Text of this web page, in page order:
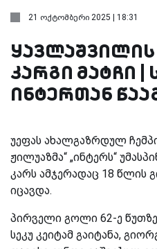
21 ოქტომბერი 2025 | 18:31
კარგი მატჩი |
ინტერთან
უეფას ახალგაზრდულ
ჟილუაზმა“ „ინტერს“
კარს ამჯერადაც 18 წლის
იცავდა.
პირველი გოლი 62-ე
სეკუ კეიტამ გაიტანა,